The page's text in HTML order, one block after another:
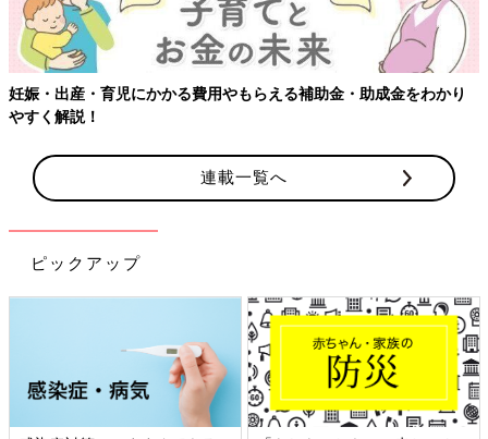
妊娠・出産・育児にかかる費用やもらえる補助金・助成金をわかり
やすく解説！
連載一覧へ
ピックアップ